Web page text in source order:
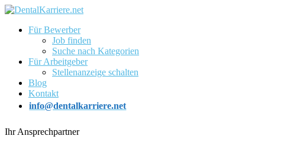
Für Bewerber
Job finden
Suche nach Kategorien
Für Arbeitgeber
Stellenanzeige schalten
Blog
Kontakt
info@dentalkarriere.net
Ihr Ansprechpartner